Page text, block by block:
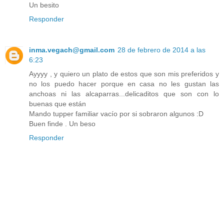
Un besito
Responder
inma.vegach@gmail.com 28 de febrero de 2014 a las
6:23
Ayyyy , y quiero un plato de estos que son mis preferidos y
no los puedo hacer porque en casa no les gustan las
anchoas ni las alcaparras...delicaditos que son con lo
buenas que están
Mando tupper familiar vacío por si sobraron algunos :D
Buen finde . Un beso
Responder